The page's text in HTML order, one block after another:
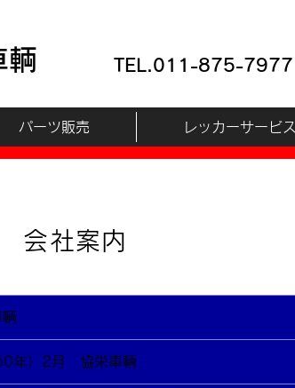
輌 TEL.011-875-7977
パーツ販売 レッカーサービス
会社案内
年）2月 協栄車輌